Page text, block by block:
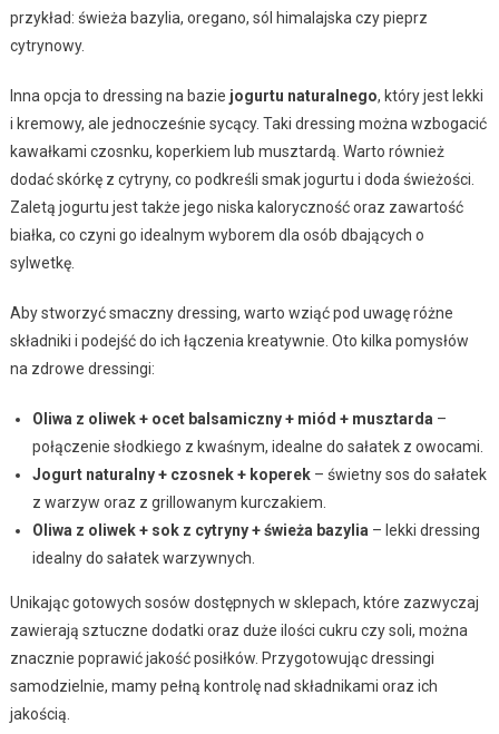
przykład: świeża bazylia, oregano, sól himalajska czy pieprz
cytrynowy.
Inna opcja to dressing na bazie jogurtu naturalnego, który jest lekki
i kremowy, ale jednocześnie sycący. Taki dressing można wzbogacić
kawałkami czosnku, koperkiem lub musztardą. Warto również
dodać skórkę z cytryny, co podkreśli smak jogurtu i doda świeżości.
Zaletą jogurtu jest także jego niska kaloryczność oraz zawartość
białka, co czyni go idealnym wyborem dla osób dbających o
sylwetkę.
Aby stworzyć smaczny dressing, warto wziąć pod uwagę różne
składniki i podejść do ich łączenia kreatywnie. Oto kilka pomysłów
na zdrowe dressingi:
Oliwa z oliwek + ocet balsamiczny + miód + musztarda –
połączenie słodkiego z kwaśnym, idealne do sałatek z owocami.
Jogurt naturalny + czosnek + koperek– świetny sos do sałatek
z warzyw oraz z grillowanym kurczakiem.
Oliwa z oliwek + sok z cytryny + świeża bazylia – lekki dressing
idealny do sałatek warzywnych.
Unikając gotowych sosów dostępnych w sklepach, które zazwyczaj
zawierają sztuczne dodatki oraz duże ilości cukru czy soli, można
znacznie poprawić jakość posiłków. Przygotowując dressingi
samodzielnie, mamy pełną kontrolę nad składnikami oraz ich
jakością.